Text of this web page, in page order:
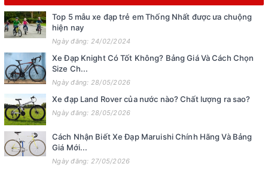
Top 5 mẫu xe đạp trẻ em Thống Nhất được ưa chuộng
hiện nay
Ngày đăng: 24/02/2024
Xe Đạp Knight Có Tốt Không? Bảng Giá Và Cách Chọn
Size Ch...
Ngày đăng: 28/05/2026
Xe đạp Land Rover của nước nào? Chất lượng ra sao?
Ngày đăng: 28/05/2026
Cách Nhận Biết Xe Đạp Maruishi Chính Hãng Và Bảng
Giá Mới...
Ngày đăng: 27/05/2026